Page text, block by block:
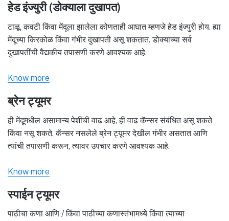
हेड इंज्युरी (डोक्याला दुखापत)
टाळू, कवटी किंवा मेंदूला झालेला कोणताही आघात म्हणजे हेड इंज्युरी होय. ह्या
मेंदूच्या किरकोळ किंवा गंभीर दुखापती असू शकतात. डोक्याच्या सर्व
दुखापतींची वैद्यकीय तपासणी करणे आवश्यक आहे.
Know more
ब्रेन ट्यूमर
ही मेंदूमधील असामान्य पेशींची वाढ आहे, ही वाढ कॅन्सर संबंधित असू शकते
किंवा नसू शकते. कॅन्सर नसलेले ब्रेन ट्यूमर देखील गंभीर असतात आणि
त्यांची तपासणी करून, त्यावर उपचार करणे आवश्यक आहे.
Know more
स्पाईन ट्यूमर
पाठीचा कणा आणि / किंवा पाठीच्या कणास्तंभामध्ये किंवा त्याच्या